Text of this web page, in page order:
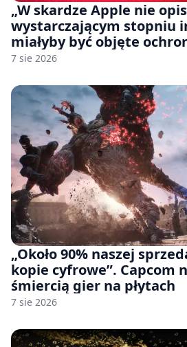
„W skardze Apple nie
wystarczającym stopniu
miałyby być objęte
handlowej”. OpenAI żąda
7 sie 2026
„Około 90% naszej
kopie cyfrowe”. Capcom
śmiercią gier na płytach
7 sie 2026